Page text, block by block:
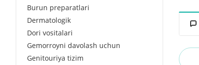
Burun preparatlari
Dermatologik
Dori vositalari
Gemorroyni davolash uchun
Genitouriya tizim